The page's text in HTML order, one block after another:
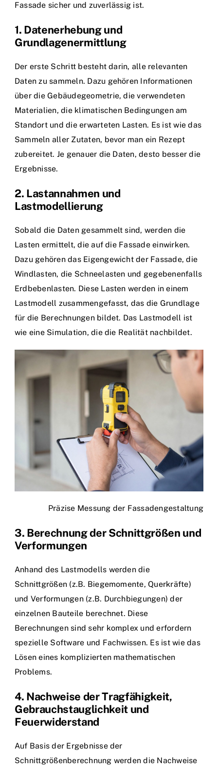
Fassade sicher und zuverlässig ist.
1. Datenerhebung und
Grundlagenermittlung
Der erste Schritt besteht darin, alle relevanten
Daten zu sammeln. Dazu gehören Informationen
über die Gebäudegeometrie, die verwendeten
Materialien, die klimatischen Bedingungen am
Standort und die erwarteten Lasten. Es ist wie das
Sammeln aller Zutaten, bevor man ein Rezept
zubereitet. Je genauer die Daten, desto besser die
Ergebnisse.
2. Lastannahmen und
Lastmodellierung
Sobald die Daten gesammelt sind, werden die
Lasten ermittelt, die auf die Fassade einwirken.
Dazu gehören das Eigengewicht der Fassade, die
Windlasten, die Schneelasten und gegebenenfalls
Erdbebenlasten. Diese Lasten werden in einem
Lastmodell zusammengefasst, das die Grundlage
für die Berechnungen bildet. Das Lastmodell ist
wie eine Simulation, die die Realität nachbildet.
Präzise Messung der Fassadengestaltung
3. Berechnung der Schnittgrößen und
Verformungen
Anhand des Lastmodells werden die
Schnittgrößen (z.B. Biegemomente, Querkräfte)
und Verformungen (z.B. Durchbiegungen) der
einzelnen Bauteile berechnet. Diese
Berechnungen sind sehr komplex und erfordern
spezielle Software und Fachwissen. Es ist wie das
Lösen eines komplizierten mathematischen
Problems.
4. Nachweise der Tragfähigkeit,
Gebrauchstauglichkeit und
Feuerwiderstand
Auf Basis der Ergebnisse der
Schnittgrößenberechnung werden die Nachweise